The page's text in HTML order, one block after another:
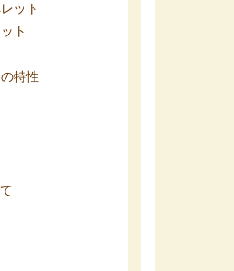
ット
ト
特性